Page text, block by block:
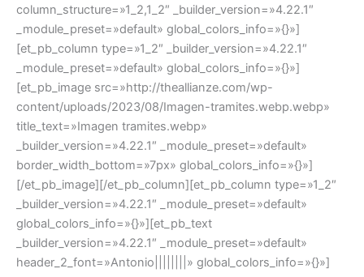
column_structure=»1_2,1_2″ _builder_version=»4.22.1″
_module_preset=»default» global_colors_info=»{}»]
[et_pb_column type=»1_2″ _builder_version=»4.22.1″
_module_preset=»default» global_colors_info=»{}»]
[et_pb_image src=»http://theallianze.com/wp-
content/uploads/2023/08/Imagen-tramites.webp.webp»
title_text=»Imagen tramites.webp»
_builder_version=»4.22.1″ _module_preset=»default»
border_width_bottom=»7px» global_colors_info=»{}»]
[/et_pb_image][/et_pb_column][et_pb_column type=»1_2″
_builder_version=»4.22.1″ _module_preset=»default»
global_colors_info=»{}»][et_pb_text
_builder_version=»4.22.1″ _module_preset=»default»
header_2_font=»Antonio||||||||» global_colors_info=»{}»]